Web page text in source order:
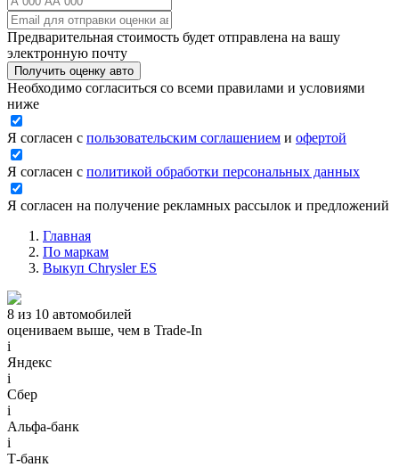
Предварительная стоимость будет отправлена на вашу
электронную почту
Получить оценку авто
Необходимо согласиться со всеми правилами и условиями
ниже
Я согласен с пользовательским соглашением и офертой
Я согласен с политикой обработки персональных данных
Я согласен на получение рекламных рассылок и предложений
Главная
По маркам
Выкуп Chrysler ES
8 из 10 автомобилей
оцениваем выше, чем в Trade‑In
i
Яндекс
i
Сбер
i
Альфа-банк
i
Т-банк